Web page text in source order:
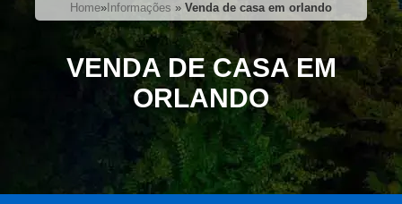
Home» Informações » Venda de casa em orlando
VENDA DE CASA EM
ORLANDO